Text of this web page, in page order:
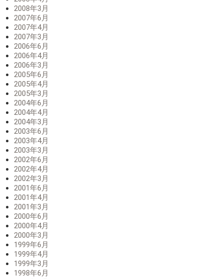
2008年3月
2007年6月
2007年4月
2007年3月
2006年6月
2006年4月
2006年3月
2005年6月
2005年4月
2005年3月
2004年6月
2004年4月
2004年3月
2003年6月
2003年4月
2003年3月
2002年6月
2002年4月
2002年3月
2001年6月
2001年4月
2001年3月
2000年6月
2000年4月
2000年3月
1999年6月
1999年4月
1999年3月
1998年6月